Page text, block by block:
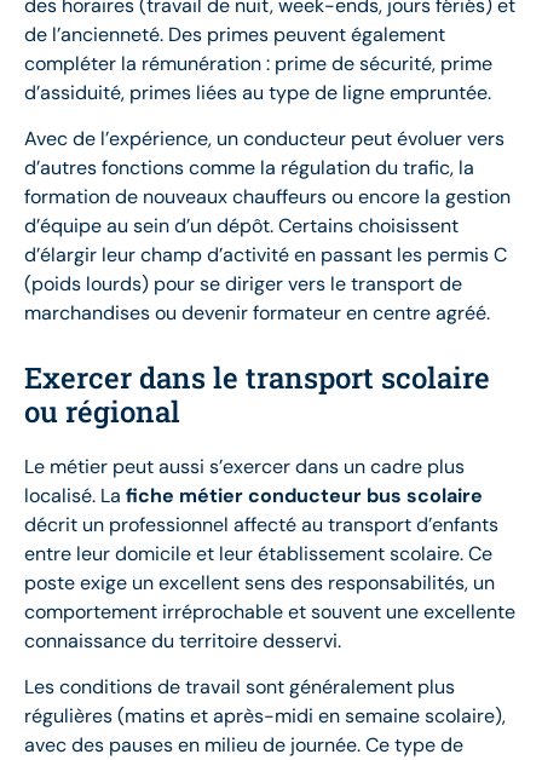
de l’ancienneté. Des primes peuvent également
compléter la rémunération : prime de sécurité, prime
d’assiduité, primes liées au type de ligne empruntée.
Avec de l’expérience, un conducteur peut évoluer vers
d’autres fonctions comme la régulation du trafic, la
formation de nouveaux chauffeurs ou encore la gestion
d’équipe au sein d’un dépôt. Certains choisissent
d’élargir leur champ d’activité en passant les permis C
(poids lourds) pour se diriger vers le transport de
marchandises ou devenir formateur en centre agréé.
Exercer dans le transport scolaire
ou régional
Le métier peut aussi s’exercer dans un cadre plus
localisé. La fiche métier conducteur bus scolaire
décrit un professionnel affecté au transport d’enfants
entre leur domicile et leur établissement scolaire. Ce
poste exige un excellent sens des responsabilités, un
comportement irréprochable et souvent une excellente
connaissance du territoire desservi.
Les conditions de travail sont généralement plus
régulières (matins et après-midi en semaine scolaire),
avec des pauses en milieu de journée. Ce type de